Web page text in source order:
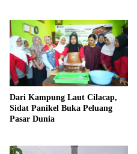
Dari Kampung Laut Cilacap,
Sidat Panikel Buka Peluang
Pasar Dunia